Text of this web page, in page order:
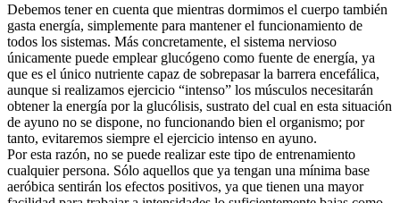
Debemos tener en cuenta que mientras dormimos el cuerpo también
gasta energía, simplemente para mantener el funcionamiento de
todos los sistemas. Más concretamente, el sistema nervioso
únicamente puede emplear glucógeno como fuente de energía, ya
que es el único nutriente capaz de sobrepasar la barrera encefálica,
aunque si realizamos ejercicio “intenso” los músculos necesitarán
obtener la energía por la glucólisis, sustrato del cual en esta situación
de ayuno no se dispone, no funcionando bien el organismo; por
tanto, evitaremos siempre el ejercicio intenso en ayuno.
Por esta razón, no se puede realizar este tipo de entrenamiento
cualquier persona. Sólo aquellos que ya tengan una mínima base
aeróbica sentirán los efectos positivos, ya que tienen una mayor